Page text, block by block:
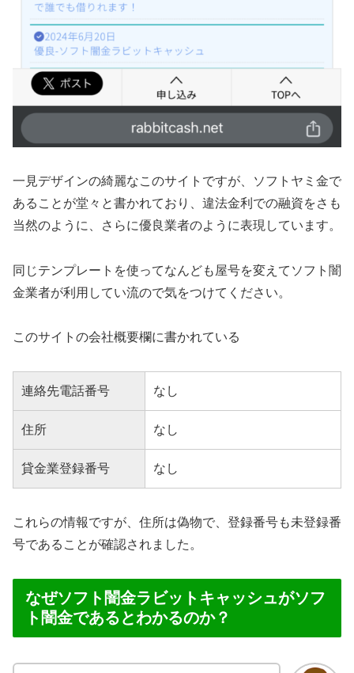
一見デザインの綺麗なこのサイトですが、ソフトヤミ金で
あることが堂々と書かれており、違法金利での融資をさも
当然のように、さらに優良業者のように表現しています。
同じテンプレートを使ってなんども屋号を変えてソフト闇
金業者が利用してい流ので気をつけてください。
このサイトの会社概要欄に書かれている
連絡先電話番号 なし
住所 なし
貸金業登録番号 なし
これらの情報ですが、住所は偽物で、登録番号も未登録番
号であることが確認されました。
なぜソフト闇金ラビットキャッシュがソフ
ト闇金であるとわかるのか？